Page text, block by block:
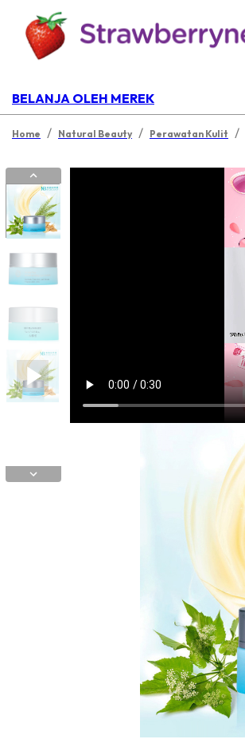
BELANJA OLEH MEREK
Home / Natural Beauty / Perawatan Kulit /